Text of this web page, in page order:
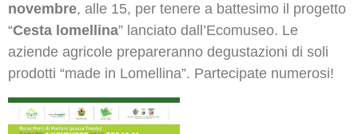
novembre, alle 15, per tenere a battesimo il progetto
“Cesta lomellina” lanciato dall’Ecomuseo. Le
aziende agricole prepareranno degustazioni di soli
prodotti “made in Lomellina”. Partecipate numerosi!